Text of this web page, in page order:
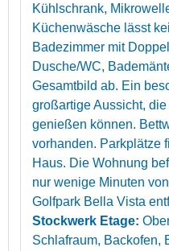
Kühlschrank,
Küchenwäsche lässt
Badezimmer mit
Dusche/WC,
Gesamtbild ab. Ein
großartige Aussicht,
genießen können.
vorhanden. Parkplätze
Haus. Die Wohnung
nur wenige Minuten
Golfpark Bella Vista
Stockwerk Etage:
Schlafraum, Backofen,